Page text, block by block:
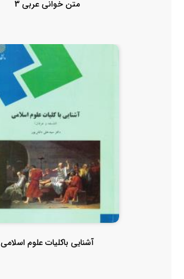
متن خوانی عربی 3
آشنایی باکلیات علوم اسلامی